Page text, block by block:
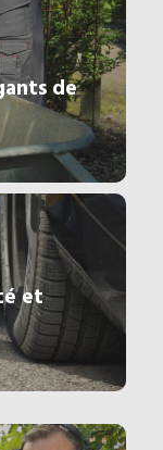
de
et